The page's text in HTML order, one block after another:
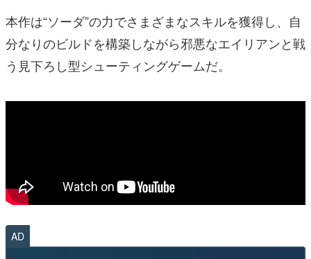
本作は“ソーダ”の力でさまざまなスキルを獲得し、自
分なりのビルドを構築しながら邪悪なエイリアンと戦
う見下ろし型シューティングゲームだ。
AD